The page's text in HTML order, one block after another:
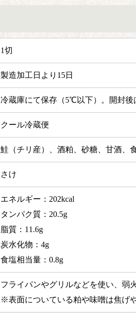
1切
製造加工日より15日
冷蔵庫にて保存（5℃以下）。 開封
クール冷蔵便
鮭（チリ産）、酒粕、砂糖、甘酒、
さけ
エネルギー：202kcal
タンパク質：20.5g
脂質：11.6g
炭水化物：4g
食塩相当量：0.8g
フライパンやグリルなどを使い、弱
※表面についている粕や味噌は焦げ